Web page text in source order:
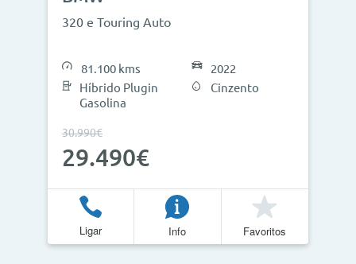
320 e Touring Auto
81.100 kms
Híbrido Plugin
Gasolina
2022
Cinzento
30.990€
29.490€
Ligar Info Favoritos